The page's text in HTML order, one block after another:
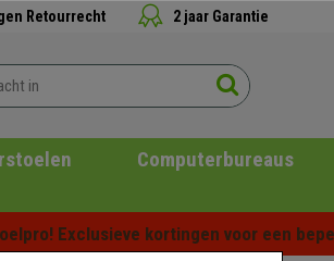
Retourrecht 2 jaar Garantie
Computerbureaus
Exclusieve kortingen voor een